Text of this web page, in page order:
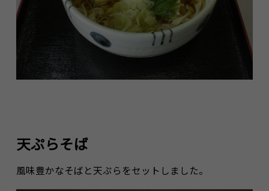
天ぷらそば
風味豊かなそばと天ぷらをセットしました。